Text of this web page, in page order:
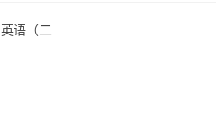
英语（二